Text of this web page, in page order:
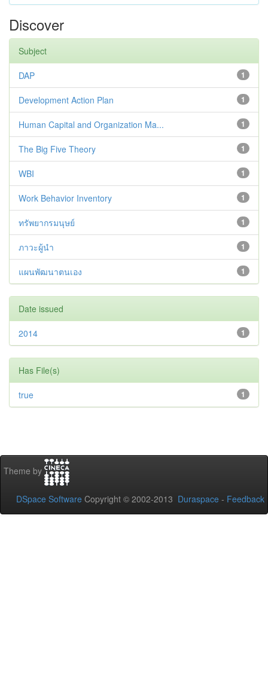
Discover
Subject
1
DAP
1
Development Action Plan
1
Human Capital and Organization Ma...
1
The Big Five Theory
1
WBI
1
Work Behavior Inventory
1
ทรัพยากรมนุษย์
1
ภาวะผู้นำ
1
แผนพัฒนาตนเอง
Date issued
1
2014
Has File(s)
1
true
Theme by
DSpace Software Copyright © 2002-2013 Duraspace - Feedback